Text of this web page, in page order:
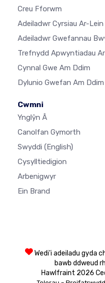
Creu Fforwm
Adeiladwr Cyrsiau Ar-Lein
Adeiladwr Gwefannau
Trefnydd Apwyntiadau
Cynnal Gwe Am Ddim
Dylunio Gwefan Am Ddim
Cwmni
Ynglŷn Â
Canolfan Gymorth
Swyddi (English)
Cysylltiedigion
Arbenigwyr
Ein Brand
Wedi'i adeiladu gyda
bawb ddweud
Hawlfraint 2026